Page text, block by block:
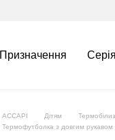
Призначення Серія
ACCAPI Дітям
Термофутболка з довгим